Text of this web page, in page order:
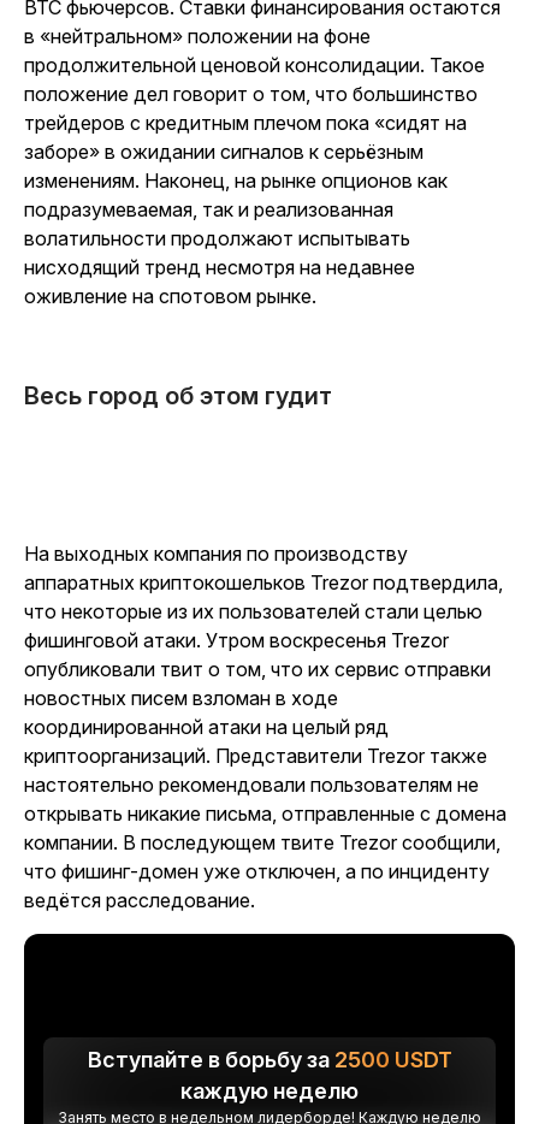
BTC фьючерсов. Ставки финансирования остаются
в «нейтральном» положении на фоне
продолжительной ценовой консолидации. Такое
положение дел говорит о том, что большинство
трейдеров с кредитным плечом пока «сидят на
заборе» в ожидании сигналов к серьёзным
изменениям. Наконец, на рынке опционов как
подразумеваемая, так и реализованная
волатильности продолжают испытывать
нисходящий тренд несмотря на недавнее
оживление на спотовом рынке.
Весь город об этом гудит
На выходных компания по производству
аппаратных криптокошельков Trezor подтвердила,
что некоторые из их пользователей стали целью
фишинговой атаки. Утром воскресенья Trezor
опубликовали твит о том, что их сервис отправки
новостных писем взломан в ходе
координированной атаки на целый ряд
криптоорганизаций. Представители Trezor также
настоятельно рекомендовали пользователям не
открывать никакие письма, отправленные с домена
компании. В последующем твите Trezor сообщили,
что фишинг-домен уже отключен, а по инциденту
ведётся расследование.
Вступайте в борьбу за 2500 USDT
каждую неделю
Занять место в недельном лидерборде! Каждую неделю